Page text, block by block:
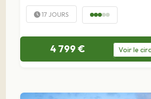
17 JOURS
4 799 € Voirle